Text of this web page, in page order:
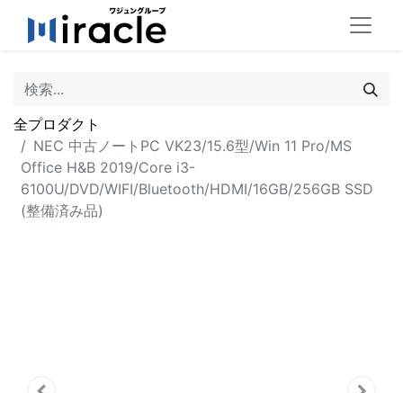
全プロダクト
NEC 中古ノートPC VK23/15.6型/Win 11 Pro/MS
Office H&B 2019/Core i3-
6100U/DVD/WIFI/Bluetooth/HDMI/16GB/256GB SSD
(整備済み品)